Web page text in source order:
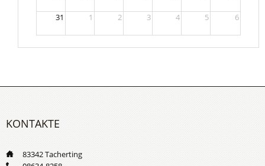
31 1 2 3 4 5 6
KONTAKTE
83342 Tacherting